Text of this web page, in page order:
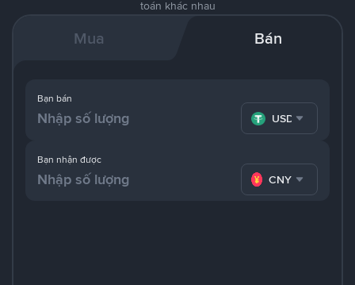
toán khác nhau
Mua Bán
Bạn nhận được
CNY
Bạn bán
USDT